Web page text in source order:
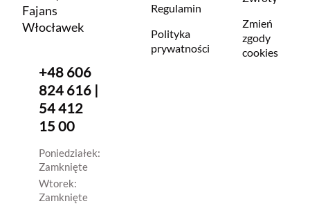
Fajans
Włocławek
+48 606
824 616 |
54 412
15 00
Poniedziałek:
Zamknięte
Wtorek:
Zamknięte
Regulamin
Polityka
prywatności
Zmień
zgody
cookies